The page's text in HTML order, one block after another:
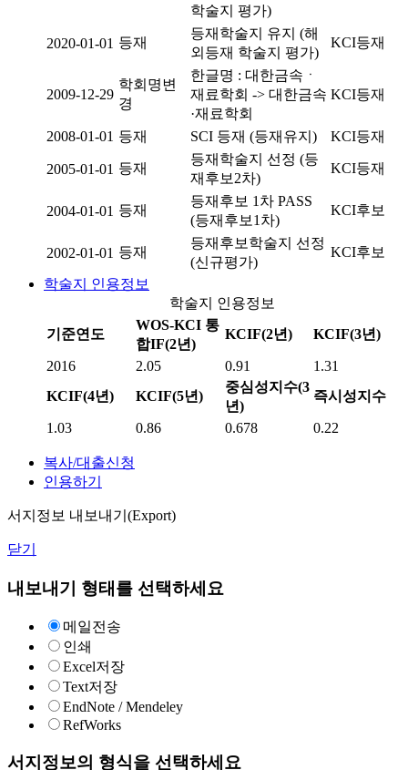
학술지 평가)
2020-01-01 등재
등재학술지 유지 (해
외등재 학술지 평가)
KCI등재
2009-12-29
학회명변
경
한글명 : 대한금속ㆍ
재료학회 -> 대한금속
·재료학회
KCI등재
2008-01-01 등재 SCI 등재 (등재유지) KCI등재
2005-01-01 등재
등재학술지 선정 (등
재후보2차)
KCI등재
2004-01-01 등재
등재후보 1차 PASS
(등재후보1차)
KCI후보
2002-01-01 등재
등재후보학술지 선정
(신규평가)
KCI후보
학술지 인용정보
학술지 인용정보
기준연도
WOS-KCI 통
합IF(2년)
KCIF(2년) KCIF(3년)
2016 2.05 0.91
1.31
KCIF(4년)
KCIF(5년)
중심성지수(3
년)
즉시성지수
1.03 0.86 0.678 0.22
복사/대출신청
인용하기
서지정보 내보내기(Export)
닫기
내보내기 형태를 선택하세요
메일전송
인쇄
Excel저장
Text저장
EndNote / Mendeley
RefWorks
서지정보의 형식을 선택하세요